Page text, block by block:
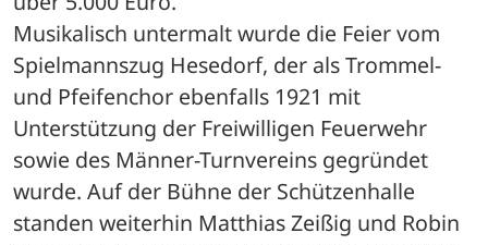
Musikalisch untermalt wurde die Feier vom
Spielmannszug Hesedorf, der als Trommel-
und Pfeifenchor ebenfalls 1921 mit
Unterstützung der Freiwilligen Feuerwehr
sowie des Männer-Turnvereins gegründet
wurde. Auf der Bühne der Schützenhalle
standen weiterhin Matthias Zeißig und Robin